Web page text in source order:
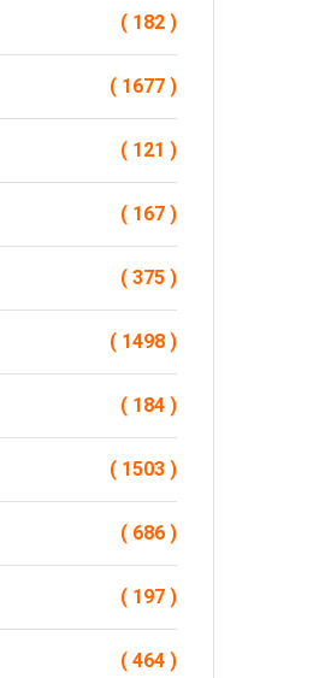
( 182 )
( 1677 )
( 121 )
( 167 )
( 375 )
( 1498 )
( 184 )
( 1503 )
( 686 )
( 197 )
( 464 )